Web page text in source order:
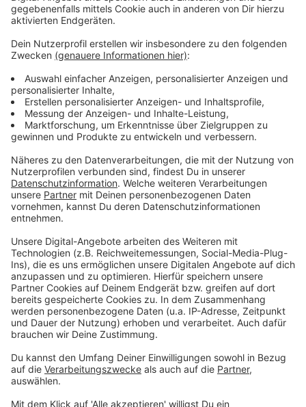
sie damit allein zu lassen, sollten Eltern Interesse
zeigen, empfiehlt die Suchthilfe. Sie müssten selbst
einen guten Umgang mit Medien vorleben und ihren
Kindern zeigen, wie sie ihre Freizeit anders verbringen
könnten. Wichtig aber: ohne erhobenen Zeigefinger.
Anzeige
Weitere Meldungen aus Leverkusen
Leverkusener Bäume leiden unter Trockenheit
Warnstreiks in Leverkusen: Viele Bereiche betroffen
Anmeldung zum Leverkusener Stadtradeln möglich
Anzeige